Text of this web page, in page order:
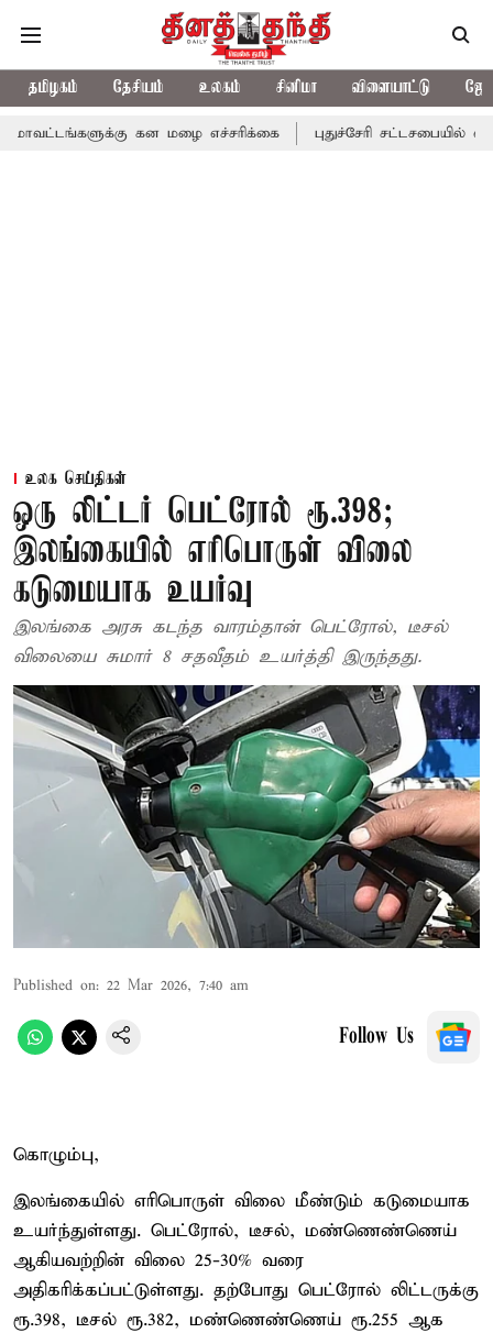
தமிழகம் தேசியம் உலகம் சினிமா விளையாட்டு
கன மழை எச்சரிக்கை புதுச்சேரி சட்டசபையில் வரும் 24ம்
உலக செய்திகள்
ஒரு லிட்டர் பெட்ரோல் ரூ.398;
இலங்கையில் எரிபொருள் விலை
கடுமையாக உயர்வு
இலங்கை அரசு கடந்த வாரம்தான் பெட்ரோல், டீசல்
விலையை சுமார் 8 சதவீதம் உயர்த்தி இருந்தது.
Published on: 22 Mar 2026, 7:40 am
Follow Us
கொழும்பு,
இலங்கையில் எரிபொருள் விலை மீண்டும் கடுமையாக
உயர்ந்துள்ளது. பெட்ரோல், டீசல், மண்ணெண்ணெய்
ஆகியவற்றின் விலை 25-30% வரை
அதிகரிக்கப்பட்டுள்ளது. தற்போது பெட்ரோல் லிட்டருக்கு
ரூ.398, டீசல் ரூ.382, மண்ணெண்ணெய் ரூ.255 ஆக